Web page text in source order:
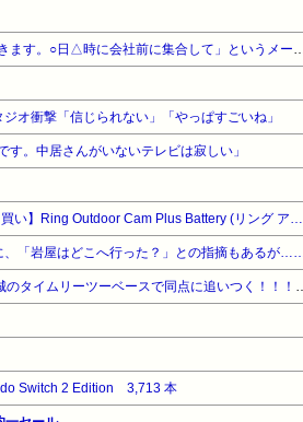
オ衝撃「信じられない」「やっぱすごいね」
。中居さんがいないテレビは寂しい」
「岩屋はどこへ行った？」との指摘もあるが……
Switch 2 Edition 3,713 本